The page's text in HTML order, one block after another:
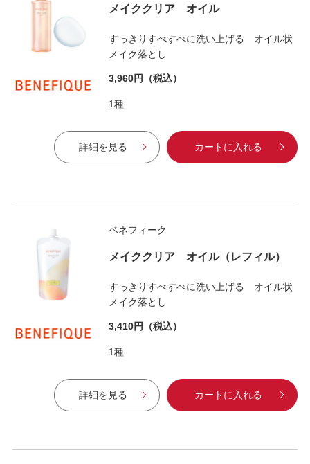
メイククリア オイル
すっきりすべすべに洗い上げる オイル状
メイク落とし
3,960円 （税込）
1種
詳細を見る カートに入れる
ベネフィーク
メイククリア オイル（レフィル）
すっきりすべすべに洗い上げる オイル状
メイク落とし
3,410円 （税込）
1種
詳細を見る カートに入れる